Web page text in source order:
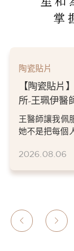
掌
陶瓷貼片
【陶瓷貼片
所-王珮伊醫
不愛笑，只
原本的牙齒
王醫師讓我佩
她不是把每個
更適合自己的
2026.08.06